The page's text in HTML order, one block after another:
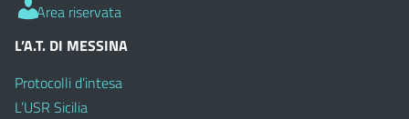
Area riservata
L’A.T. DI MESSINA
Protocolli d’intesa
L’USR Sicilia